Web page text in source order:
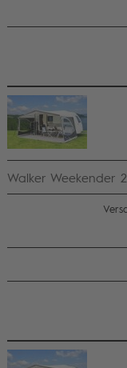
Walker Weekender